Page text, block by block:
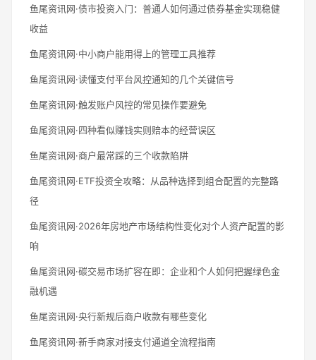
鱼尾资讯网·债市投资入门：普通人如何通过债券基金实现稳健
收益
鱼尾资讯网·中小商户能用得上的管理工具推荐
鱼尾资讯网·读懂支付平台风控通知的几个关键信号
鱼尾资讯网·触发账户风控的常见操作要避免
鱼尾资讯网·四种看似赚钱实则赔本的经营误区
鱼尾资讯网·商户最常踩的三个收款陷阱
鱼尾资讯网·ETF投资全攻略：从品种选择到组合配置的完整路
径
鱼尾资讯网·2026年房地产市场结构性变化对个人资产配置的影
响
鱼尾资讯网·碳交易市场扩容在即：企业和个人如何把握绿色金
融机遇
鱼尾资讯网·央行新规后商户收款有哪些变化
鱼尾资讯网·新手商家对接支付通道全流程指南